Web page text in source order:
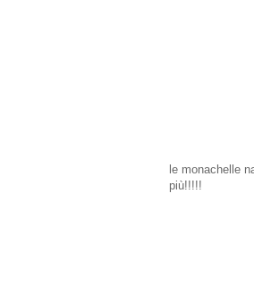
le monachelle
più!!!!!